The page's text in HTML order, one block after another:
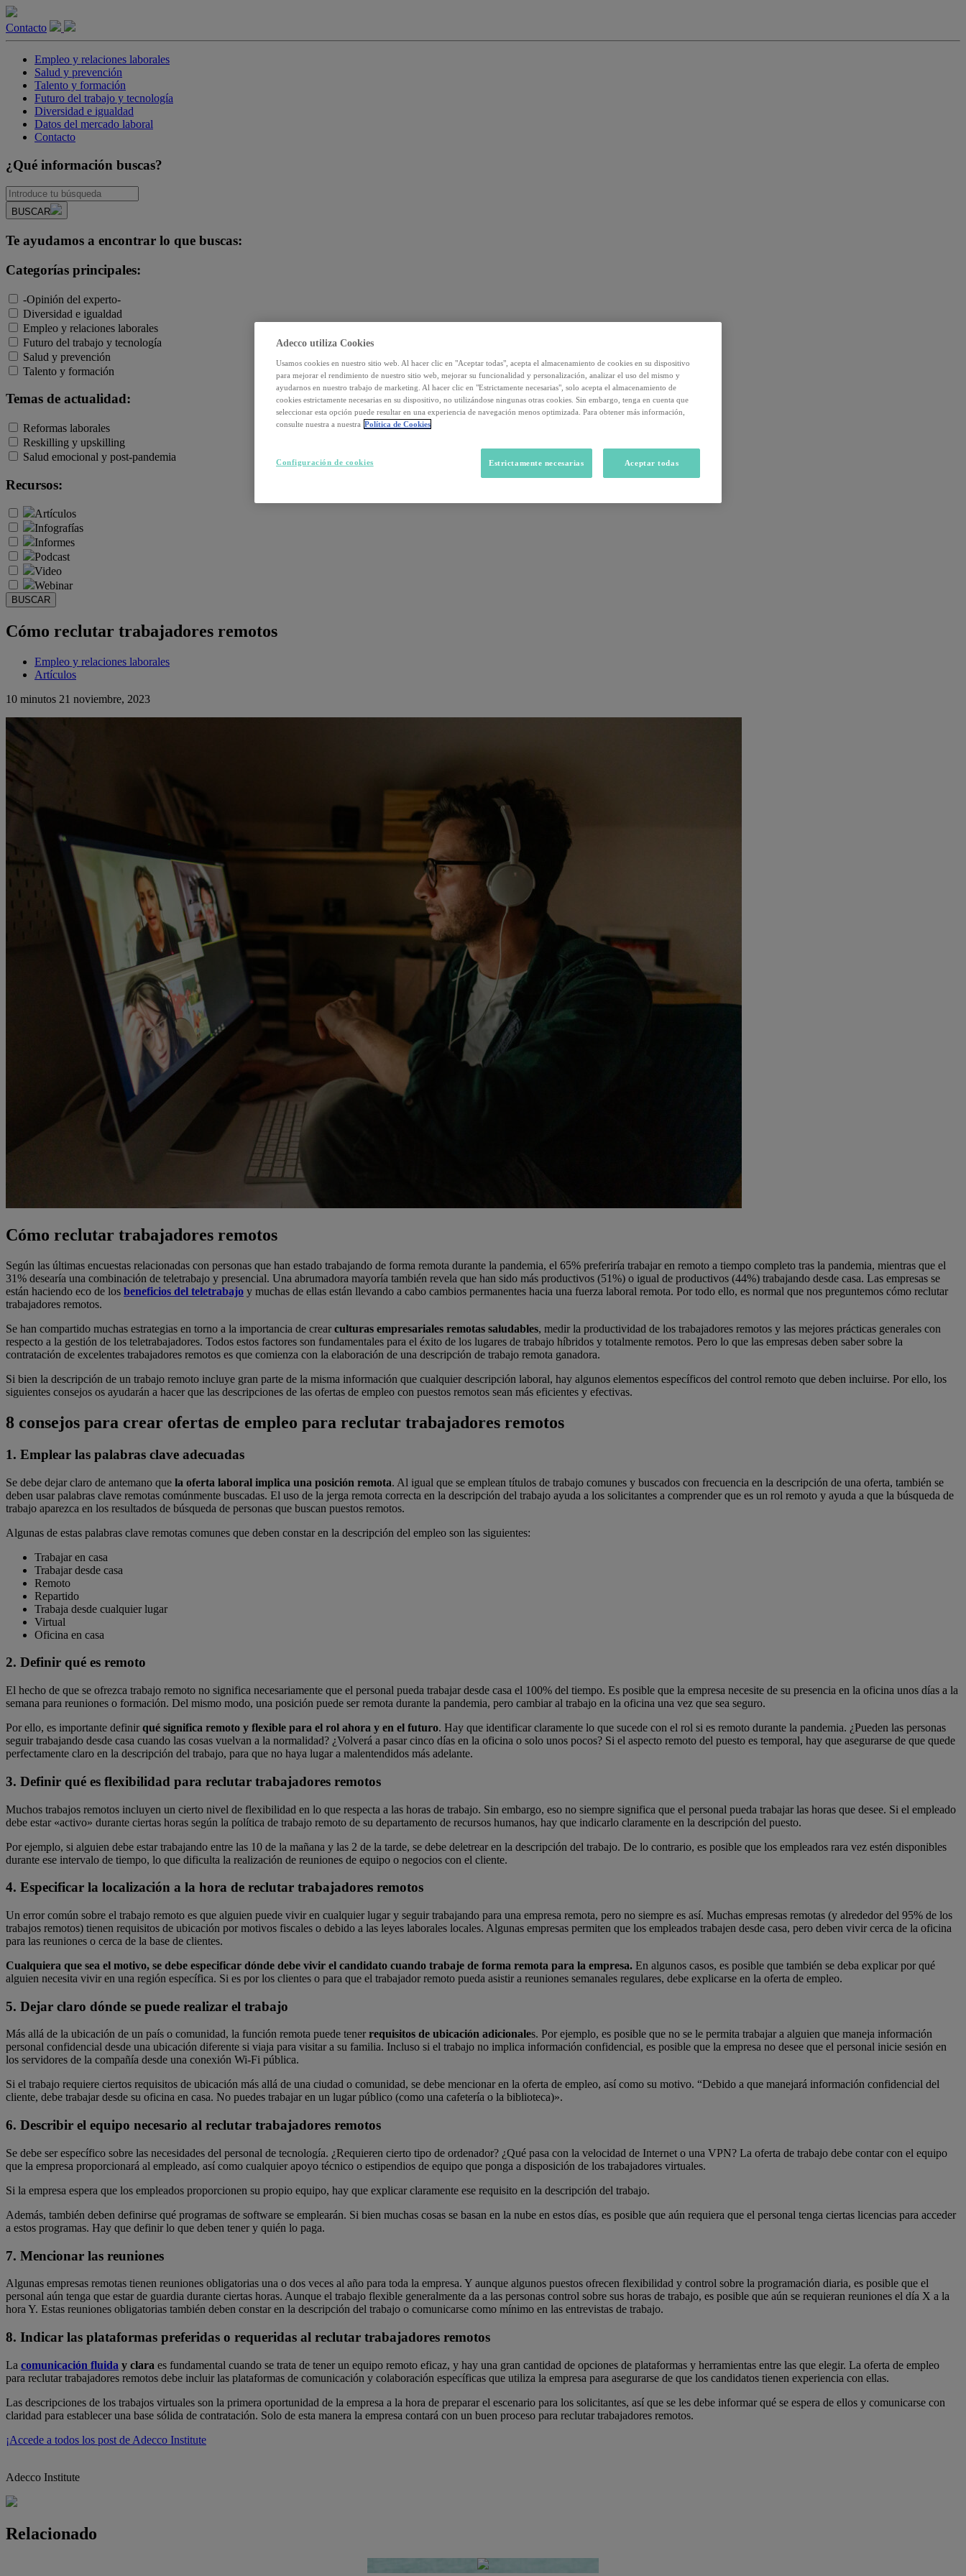
Contacto
Empleo y relaciones laborales
Salud y prevención
Talento y formación
Futuro del trabajo y tecnología
Diversidad e igualdad
Datos del mercado laboral
Contacto
¿Qué información buscas?
BUSCAR
Te ayudamos a encontrar lo que buscas:
Categorías principales:
-Opinión del experto-
Diversidad e igualdad
Empleo y relaciones laborales
Futuro del trabajo y tecnología
Salud y prevención
Talento y formación
Temas de actualidad:
Reformas laborales
Reskilling y upskilling
Salud emocional y post-pandemia
Recursos:
Artículos
Infografías
Informes
Podcast
Video
Webinar
BUSCAR
Cómo reclutar trabajadores remotos
Empleo y relaciones laborales
Artículos
10 minutos 21 noviembre, 2023
Cómo reclutar trabajadores remotos
Según las últimas encuestas relacionadas con personas que han estado trabajando de forma remota durante la pandemia, el 65% preferiría trabajar en remoto a tiempo completo tras la pandemia, mientras que el
31% desearía una combinación de teletrabajo y presencial. Una abrumadora mayoría también revela que han sido más productivos (51%) o igual de productivos (44%) trabajando desde casa. Las empresas se
están haciendo eco de los beneficios del teletrabajo y muchas de ellas están llevando a cabo cambios permanentes hacia una fuerza laboral remota. Por todo ello, es normal que nos preguntemos cómo reclutar
trabajadores remotos.
Se han compartido muchas estrategias en torno a la importancia de crearculturas empresariales remotas saludables, medir la productividad de los trabajadores remotos y las mejores prácticas generales con
respecto a la gestión de los teletrabajadores. Todos estos factores son fundamentales para el éxito de los lugares de trabajo híbridos y totalmente remotos. Pero lo que las empresas deben saber sobre la
contratación de excelentes trabajadores remotos es que comienza con la elaboración de una descripción de trabajo remota ganadora.
Si bien la descripción de un trabajo remoto incluye gran parte de la misma información que cualquier descripción laboral, hay algunos elementos específicos del control remoto que deben incluirse. Por ello, los
siguientes consejos os ayudarán a hacer que las descripciones de las ofertas de empleo con puestos remotos sean más eficientes y efectivas.
8 consejos para crear ofertas de empleo para reclutar trabajadores remotos
1. Emplear las palabras clave adecuadas
Se debe dejar claro de antemano que la oferta laboral implica una posición remota. Al igual que se emplean títulos de trabajo comunes y buscados con frecuencia en la descripción de una oferta, también se
deben usar palabras clave remotas comúnmente buscadas. El uso de la jerga remota correcta en la descripción del trabajo ayuda a los solicitantes a comprender que es un rol remoto y ayuda a que la búsqueda de
trabajo aparezca en los resultados de búsqueda de personas que buscan puestos remotos.
Algunas de estas palabras clave remotas comunes que deben constar en la descripción del empleo son las siguientes:
Trabajar en casa
Trabajar desde casa
Remoto
Repartido
Trabaja desde cualquier lugar
Virtual
Oficina en casa
2. Definir qué es remoto
El hecho de que se ofrezca trabajo remoto no significa necesariamente que el personal pueda trabajar desde casa el 100% del tiempo. Es posible que la empresa necesite de su presencia en la oficina unos días a la
semana para reuniones o formación. Del mismo modo, una posición puede ser remota durante la pandemia, pero cambiar al trabajo en la oficina una vez que sea seguro.
Por ello, es importante definirqué significa remoto y flexible para el rol ahora y en el futuro. Hay que identificar claramente lo que sucede con el rol si es remoto durante la pandemia. ¿Pueden las personas
seguir trabajando desde casa cuando las cosas vuelvan a la normalidad? ¿Volverá a pasar cinco días en la oficina o solo unos pocos? Si el aspecto remoto del puesto es temporal, hay que asegurarse de que quede
perfectamente claro en la descripción del trabajo, para que no haya lugar a malentendidos más adelante.
3. Definir qué es flexibilidad para reclutar trabajadores remotos
Muchos trabajos remotos incluyen un cierto nivel de flexibilidad en lo que respecta a las horas de trabajo. Sin embargo, eso no siempre significa que el personal pueda trabajar las horas que desee. Si el empleado
debe estar «activo» durante ciertas horas según la política de trabajo remoto de su departamento de recursos humanos, hay que indicarlo claramente en la descripción del puesto.
Por ejemplo, si alguien debe estar trabajando entre las 10 de la mañana y las 2 de la tarde, se debe deletrear en la descripción del trabajo. De lo contrario, es posible que los empleados rara vez estén disponibles
durante ese intervalo de tiempo, lo que dificulta la realización de reuniones de equipo o negocios con el cliente.
4. Especificar la localización a la hora de reclutar trabajadores remotos
Un error común sobre el trabajo remoto es que alguien puede vivir en cualquier lugar y seguir trabajando para una empresa remota, pero no siempre es así. Muchas empresas remotas (y alrededor del 95% de los
trabajos remotos) tienen requisitos de ubicación por motivos fiscales o debido a las leyes laborales locales. Algunas empresas permiten que los empleados trabajen desde casa, pero deben vivir cerca de la oficina
para las reuniones o cerca de la base de clientes.
Cualquiera que sea el motivo, se debe especificar dónde debe vivir el candidato cuando trabaje de forma remota para la empresa. En algunos casos, es posible que también se deba explicar por qué
alguien necesita vivir en una región específica. Si es por los clientes o para que el trabajador remoto pueda asistir a reuniones semanales regulares, debe explicarse en la oferta de empleo.
5. Dejar claro dónde se puede realizar el trabajo
Más allá de la ubicación de un país o comunidad, la función remota puede tenerrequisitos de ubicación adicionales. Por ejemplo, es posible que no se le permita trabajar a alguien que maneja información
personal confidencial desde una ubicación diferente si viaja para visitar a su familia. Incluso si el trabajo no implica información confidencial, es posible que la empresa no desee que el personal inicie sesión en
los servidores de la compañía desde una conexión Wi-Fi pública.
Si el trabajo requiere ciertos requisitos de ubicación más allá de una ciudad o comunidad, se debe mencionar en la oferta de empleo, así como su motivo. “Debido a que manejará información confidencial del
cliente, debe trabajar desde su oficina en casa. No puedes trabajar en un lugar público (como una cafetería o la biblioteca)».
6. Describir el equipo necesario al reclutar trabajadores remotos
Se debe ser específico sobre las necesidades del personal de tecnología. ¿Requieren cierto tipo de ordenador? ¿Qué pasa con la velocidad de Internet o una VPN? La oferta de trabajo debe contar con el equipo
que la empresa proporcionará al empleado, así como cualquier apoyo técnico o estipendios de equipo que ponga a disposición de los trabajadores virtuales.
Si la empresa espera que los empleados proporcionen su propio equipo, hay que explicar claramente ese requisito en la descripción del trabajo.
Además, también deben definirse qué programas de software se emplearán. Si bien muchas cosas se basan en la nube en estos días, es posible que aún requiera que el personal tenga ciertas licencias para acceder
a estos programas. Hay que definir lo que deben tener y quién lo paga.
7. Mencionar las reuniones
Algunas empresas remotas tienen reuniones obligatorias una o dos veces al año para toda la empresa. Y aunque algunos puestos ofrecen flexibilidad y control sobre la programación diaria, es posible que el
personal aún tenga que estar de guardia durante ciertas horas. Aunque el trabajo flexible generalmente da a las personas control sobre sus horas de trabajo, es posible que aún se requieran reuniones el día X a la
hora Y. Estas reuniones obligatorias también deben constar en la descripción del trabajo o comunicarse como mínimo en las entrevistas de trabajo.
8. Indicar las plataformas preferidas o requeridas al reclutar trabajadores remotos
La comunicación fluida y clara es fundamental cuando se trata de tener un equipo remoto eficaz, y hay una gran cantidad de opciones de plataformas y herramientas entre las que elegir. La oferta de empleo
para reclutar trabajadores remotos debe incluir las plataformas de comunicación y colaboración específicas que utiliza la empresa para asegurarse de que los candidatos tienen experiencia con ellas.
Las descripciones de los trabajos virtuales son la primera oportunidad de la empresa a la hora de preparar el escenario para los solicitantes, así que se les debe informar qué se espera de ellos y comunicarse con
claridad para establecer una base sólida de contratación. Solo de esta manera la empresa contará con un buen proceso para reclutar trabajadores remotos.
¡Accede a todos los post de Adecco Institute
Adecco Institute
Relacionado
Adecco utiliza Cookies
Usamos cookies en nuestro sitio web. Al hacer clic en "Aceptar todas", acepta el almacenamiento de cookies en su dispositivo
para mejorar el rendimiento de nuestro sitio web, mejorar su funcionalidad y personalización, analizar el uso del mismo y
ayudarnos en nuestro trabajo de marketing. Al hacer clic en "Estrictamente necesarias", solo acepta el almacenamiento de
cookies estrictamente necesarias en su dispositivo, no utilizándose ningunas otras cookies. Sin embargo, tenga en cuenta que
seleccionar esta opción puede resultar en una experiencia de navegación menos optimizada. Para obtener más información,
consulte nuestra a nuestra Política de Cookies
Estrictamente necesarias Aceptar todas
Configuración de cookies